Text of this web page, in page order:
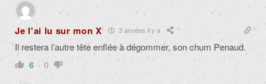
Je l'ai lu sur mon X 3 années il y a
Il restera l’autre tête enflée à dégommer, son chum Penaud.
6 0